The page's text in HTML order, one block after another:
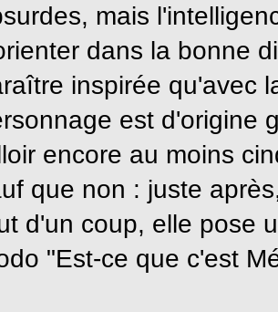
mais
dans la bonne
inspirée qu'avec
est d'origine
encore au moins
que non : juste
d'un coup, elle pose
"Est-ce que c'est